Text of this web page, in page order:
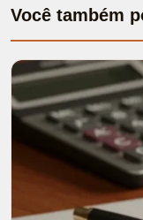
Você também